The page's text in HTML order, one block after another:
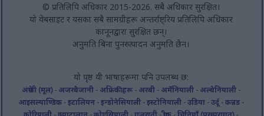
© प्रतिलिपि अधिकार 2015-2026. सबै अधिकार सुरक्षित।
यो वेबसाइट र यसका सबै सामग्रीहरू अन्तर्राष्ट्रिय प्रतिलिपि अधिकार
कानूनद्वारा सुरक्षित छन्।
अनुमति बिना पुनरुत्पादन अनुमति छैन।
यो पृष्ठ यी भाषाहरूमा पनि उपलब्ध छ:
अंग्रेजी (मूल)- अजरबैजानी- अफ्रिकीहरू- अरबी- अर्मेनियाली- अल्बेनियाली-
आइसल्याण्डिक-इटालियन-इन्डोनेसियाली-इस्टोनियाली-उडिया-उर्दू-कन्नड-